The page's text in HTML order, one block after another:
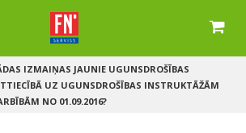
IZMAIŅAS JAUNIE UGUNSDROŠĪBAS
UZ UGUNSDROŠĪBAS INSTRUKTĀŽĀM
NO 01.09.2016?